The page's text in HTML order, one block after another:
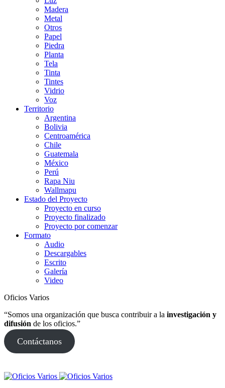
Madera
Metal
Otros
Papel
Piedra
Planta
Tela
Tinta
Tintes
Vidrio
Voz
Territorio
Argentina
Bolivia
Centroamérica
Chile
Guatemala
México
Perú
Rapa Niu
Wallmapu
Estado del Proyecto
Proyecto en curso
Proyecto finalizado
Proyecto por comenzar
Formato
Audio
Descargables
Escrito
Galería
Video
Oficios Varios
“Somos una organización que busca contribuir a la investigación y
difusión de los oficios.”
Contáctanos